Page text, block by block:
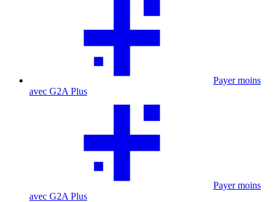
Payer moins
avec G2A Plus
Payer moins
avec G2A Plus